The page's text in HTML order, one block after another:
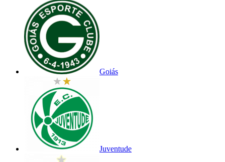
Goiás
Juventude